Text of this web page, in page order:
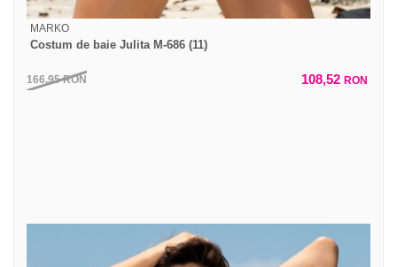
MARKO
Costum de baie Julita M-686 (11)
166,95RON 108,52 RON